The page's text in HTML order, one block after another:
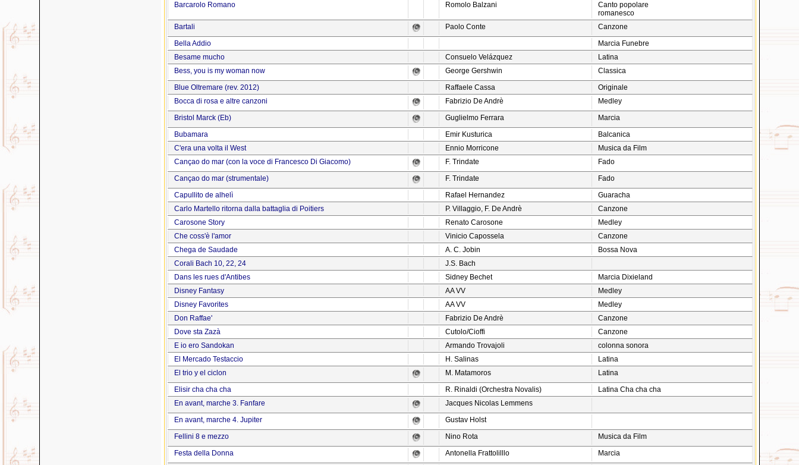
Barcarolo Romano
Romolo Balzani
Canto popolare
romanesco
Bartali
Paolo Conte
Canzone
Bella Addio
Marcia Funebre
Besame mucho
Consuelo Velázquez
Latina
Bess, you is my woman now
George Gershwin
Classica
Blue Oltremare (rev. 2012)
Raffaele Cassa
Originale
Bocca di rosa e altre canzoni
Fabrizio De Andrè
Medley
Bristol Marck (Eb)
Guglielmo Ferrara
Marcia
Bubamara
Emir Kusturica
Balcanica
C'era una volta il West
Ennio Morricone
Musica da Film
Cançao do mar (con la voce di Francesco Di Giacomo)
F. Trindate
Fado
Cançao do mar (strumentale)
F. Trindate
Fado
Capullito de alhelì
Rafael Hernandez
Guaracha
Carlo Martello ritorna dalla battaglia di Poitiers
P. Villaggio, F. De Andrè
Canzone
Carosone Story
Renato Carosone
Medley
Che coss'è l'amor
Vinicio Capossela
Canzone
Chega de Saudade
A. C. Jobin
Bossa Nova
Corali Bach 10, 22, 24
J.S. Bach
Dans les rues d'Antibes
Sidney Bechet
Marcia Dixieland
Disney Fantasy
AA VV
Medley
Disney Favorites
AA VV
Medley
Don Raffae'
Fabrizio De Andrè
Canzone
Dove sta Zazà
Cutolo/Cioffi
Canzone
E io ero Sandokan
Armando Trovajoli
colonna sonora
El Mercado Testaccio
H. Salinas
Latina
El trio y el ciclon
M. Matamoros
Latina
Elisir cha cha cha
R. Rinaldi (Orchestra Novalis)
Latina Cha cha cha
En avant, marche 3. Fanfare
Jacques Nicolas Lemmens
En avant, marche 4. Jupiter
Gustav Holst
Fellini 8 e mezzo
Nino Rota
Musica da Film
Festa della Donna
Antonella Frattolilllo
Marcia